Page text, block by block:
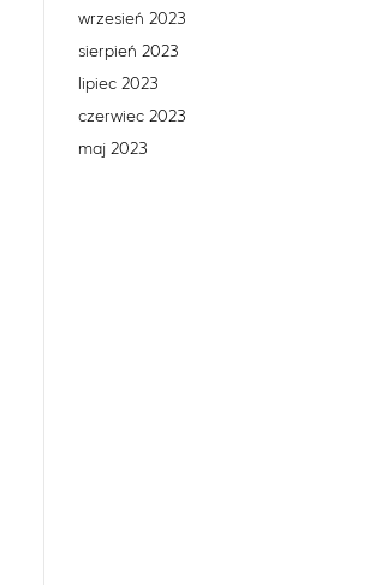
wrzesień 2023
sierpień 2023
lipiec 2023
czerwiec 2023
maj 2023